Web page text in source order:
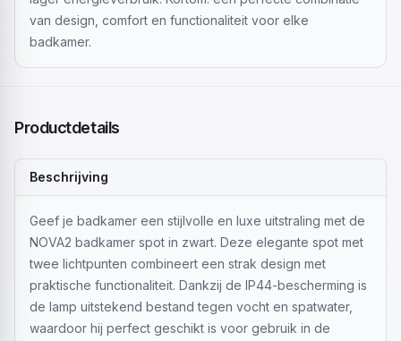
van design, comfort en functionaliteit voor elke
badkamer.
Productdetails
Beschrijving
Geef je badkamer een stijlvolle en luxe uitstraling met de
NOVA2 badkamer spot in zwart. Deze elegante spot met
twee lichtpunten combineert een strak design met
praktische functionaliteit. Dankzij de IP44-bescherming is
de lamp uitstekend bestand tegen vocht en spatwater,
waardoor hij perfect geschikt is voor gebruik in de